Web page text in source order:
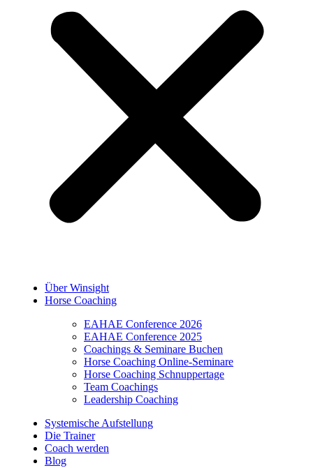
Über Winsight
Horse Coaching
EAHAE Conference 2026
EAHAE Conference 2025
Coachings & Seminare Buchen
Horse Coaching Online-Seminare
Horse Coaching Schnuppertage
Team Coachings
Leadership Coaching
Systemische Aufstellung
Die Trainer
Coach werden
Blog